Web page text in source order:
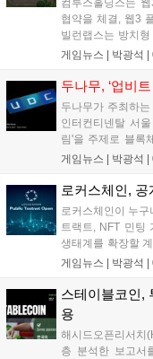
컴투스홀딩스는
협약을 체결, 웹3
빌런랩스는 방치
24일 국내 정식 출
게임뉴스 | 박광석 |
두나무, ‘업비
두나무가 주최하
인터컨티넨탈 서
림'을 주제로 블록
10시부터 얼리버
런스다....
게임뉴스 | 박광석 |
로커스체인,
로커스체인이 누
트랙트, NFT 민팅
생태계를 확장할
고 NFT를 민팅할
능성도 시험할 예
게임뉴스 | 박광석 |
스테이블코인,
용
해시드오픈리서치
층 분석한 보고서